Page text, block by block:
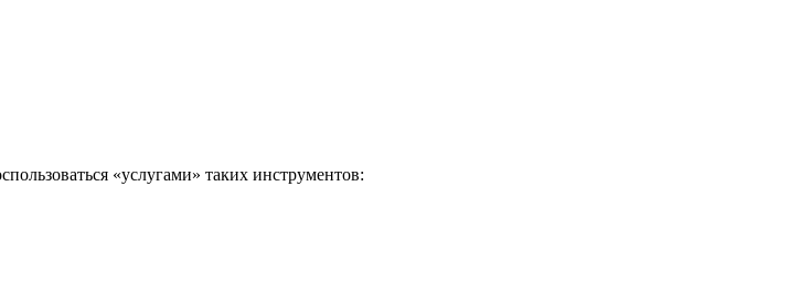
«услугами» таких инструментов: